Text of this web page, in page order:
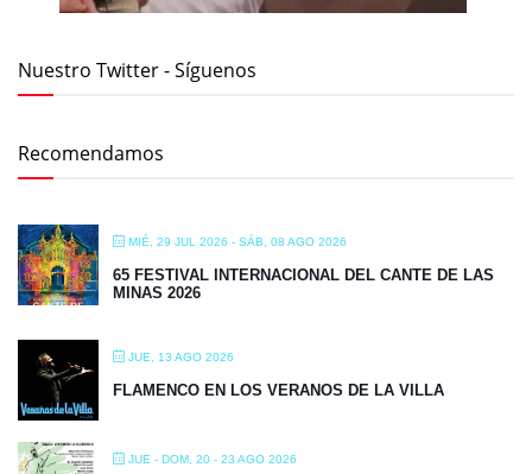
Nuestro Twitter - Síguenos
Recomendamos
MIÉ, 29 JUL 2026 - SÁB, 08 AGO 2026
65 FESTIVAL INTERNACIONAL DEL CANTE DE LAS
MINAS 2026
JUE, 13 AGO 2026
FLAMENCO EN LOS VERANOS DE LA VILLA
JUE - DOM, 20 - 23 AGO 2026